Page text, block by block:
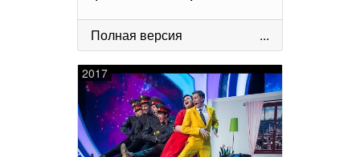
Полная версия ...
2017